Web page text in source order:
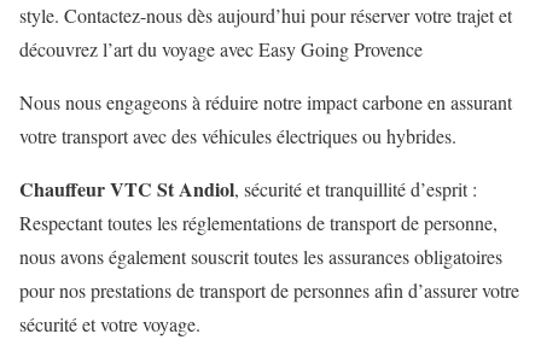
style. Contactez-nous dès aujourd’hui pour réserver votre trajet et
découvrez l’art du voyage avec Easy Going Provence
Nous nous engageons à réduire notre impact carbone en assurant
votre transport avec des véhicules électriques ou hybrides.
Chauffeur VTC St Andiol, sécurité et tranquillité d’esprit :
Respectant toutes les réglementations de transport de personne,
nousavonségalementsouscrittouteslesassurancesobligatoires
pournosprestationsdetransportdepersonnesafind’assurer votre
sécuritéetvotrevoyage.